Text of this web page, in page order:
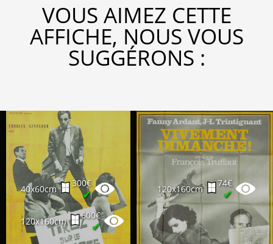
VOUS AIMEZ CETTE
AFFICHE, NOUS VOUS
SUGGÉRONS :
40x60cm
300€
✔
120x160cm
600€
✔
120x160cm
74€
✔